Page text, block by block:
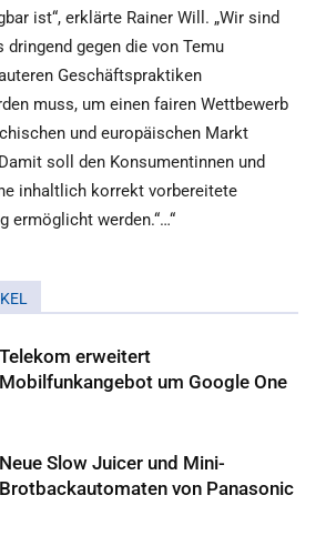
ist“, erklärte Rainer Will. „Wir sind
dringend gegen die von Temu
Geschäftspraktiken
muss, um einen fairen Wettbewerb
und europäischen Markt
soll den Konsumentinnen und
inhaltlich korrekt vorbereitete
ermöglicht werden.“…“
Telekom erweitert
Mobilfunkangebot um Google One
Neue Slow Juicer und Mini-
Brotbackautomaten von Panasonic